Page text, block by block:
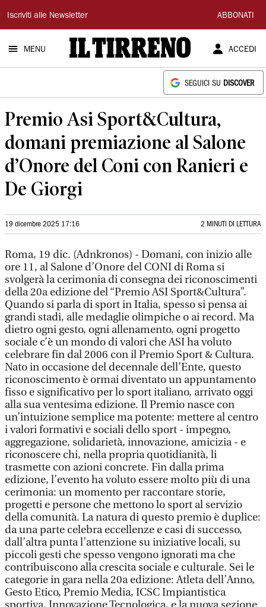
Il
Tirreno
Iscriviti alle Newsletter ABBONATI
MENU ACCEDI
SEGUICI SU DISCOVER
Premio Asi Sport&Cultura,
domani premiazione al Salone
d’Onore del Coni con Ranieri e
De Giorgi
19 dicembre 2025 17:16 2 MINUTI DI LETTURA
Roma, 19 dic. (Adnkronos) - Domani, con inizio alle
ore 11, al Salone d’Onore del CONI di Roma si
svolgerà la cerimonia di consegna dei riconoscimenti
della 20a edizione del “Premio ASI Sport&Cultura”.
Quando si parla di sport in Italia, spesso si pensa ai
grandi stadi, alle medaglie olimpiche o ai record. Ma
dietro ogni gesto, ogni allenamento, ogni progetto
sociale c’è un mondo di valori che ASI ha voluto
celebrare fin dal 2006 con il Premio Sport & Cultura.
Nato in occasione del decennale dell’Ente, questo
riconoscimento è ormai diventato un appuntamento
fisso e significativo per lo sport italiano, arrivato oggi
alla sua ventesima edizione. Il Premio nasce con
un’intuizione semplice ma potente: mettere al centro
i valori formativi e sociali dello sport - impegno,
aggregazione, solidarietà, innovazione, amicizia - e
riconoscere chi, nella propria quotidianità, li
trasmette con azioni concrete. Fin dalla prima
edizione, l’evento ha voluto essere molto più di una
cerimonia: un momento per raccontare storie,
progetti e persone che mettono lo sport al servizio
della comunità. La natura di questo premio è duplice:
da una parte celebra eccellenze e casi di successo,
dall’altra punta l’attenzione su iniziative locali, su
piccoli gesti che spesso vengono ignorati ma che
contribuiscono alla crescita sociale e culturale. Sei le
categorie in gara nella 20a edizione: Atleta dell’Anno,
Gesto Etico, Premio Media, ICSC Impiantistica